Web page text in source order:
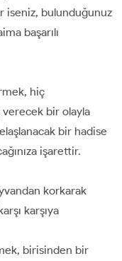
iseniz, bulunduğunuz
başarılı
hiç
bir olayla
bir hadise
işarettir.
korkarak
karşıya
birisinden bir